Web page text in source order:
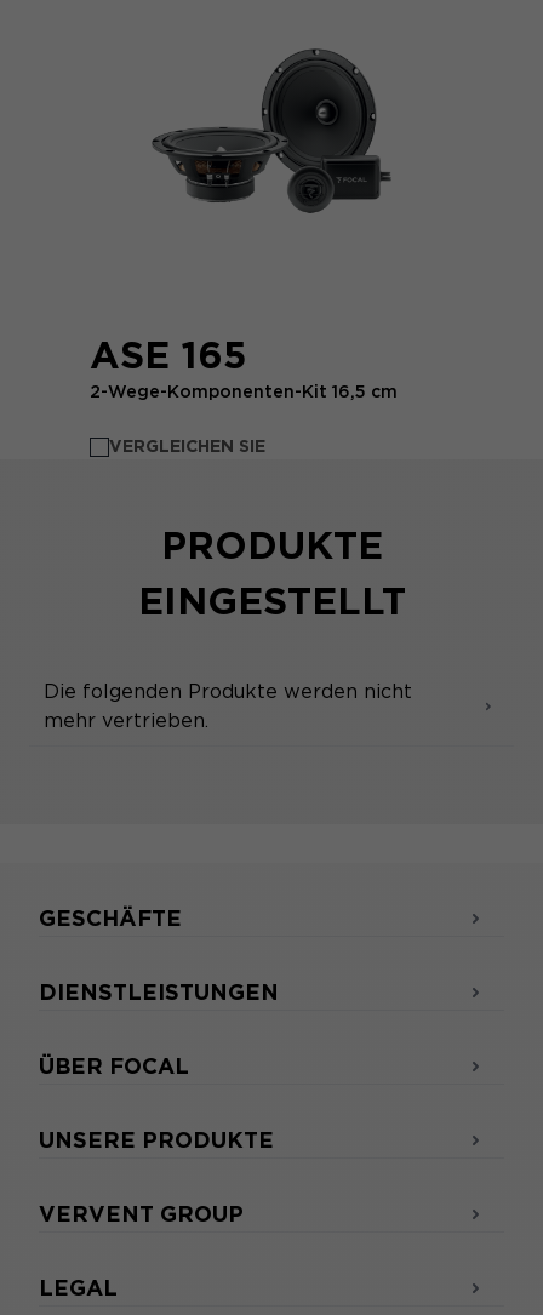
ASE 165
2-Wege-Komponenten-Kit 16,5 cm
VERGLEICHEN SIE
PRODUKTE
EINGESTELLT
Die folgenden Produkte werden nicht
mehr vertrieben.
GESCHÄFTE
DIENSTLEISTUNGEN
ÜBER FOCAL
UNSERE PRODUKTE
VERVENT GROUP
LEGAL